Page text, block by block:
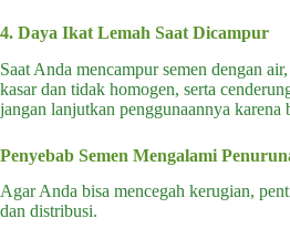
4. Daya Ikat Lemah Saat Dicampur
Saat Anda mencampur semen dengan
kasar dan tidak homogen, serta
jangan lanjutkan penggunaannya karena
Penyebab Semen Mengalami
Agar Anda bisa mencegah kerugian,
dan distribusi.